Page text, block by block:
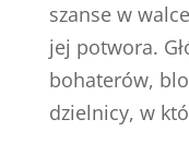
szanse w
jej potwora.
bohaterów,
dzielnicy, w